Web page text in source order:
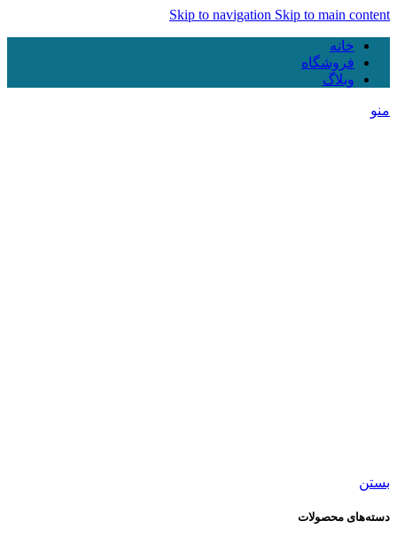
Skip to navigation Skip to main content
خانه
فروشگاه
وبلاگ
منو
بستن
دسته‌های محصولات